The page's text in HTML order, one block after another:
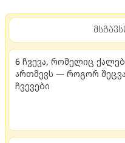
6 ჩვევა, რომელიც
ართმევს — როგორ
ჩვევები